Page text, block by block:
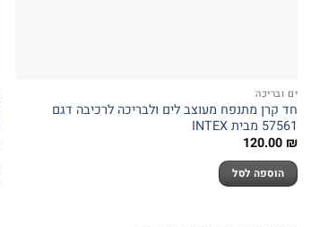
ים ובריכה
חד קרן מתנפח מעוצב לים ולבריכה לרכיבה דגם
57561 מבית INTEX
120.00 ₪
הוספה לסל